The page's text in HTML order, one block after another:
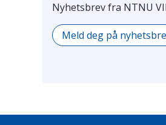
Nyhetsbrev fra NTNU
Meld deg på